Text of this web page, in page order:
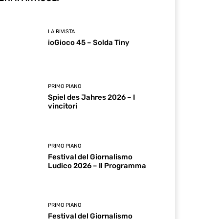
LA RIVISTA
ioGioco 45 – Solda Tiny
PRIMO PIANO
Spiel des Jahres 2026 – I
vincitori
PRIMO PIANO
Festival del Giornalismo
Ludico 2026 – Il Programma
PRIMO PIANO
Festival del Giornalismo